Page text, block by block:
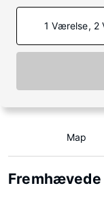
1 Værelse, 2
Map